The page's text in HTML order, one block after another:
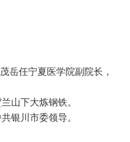
岳任宁夏医学院副院长，
山下大炼钢铁。
银川市委领导。